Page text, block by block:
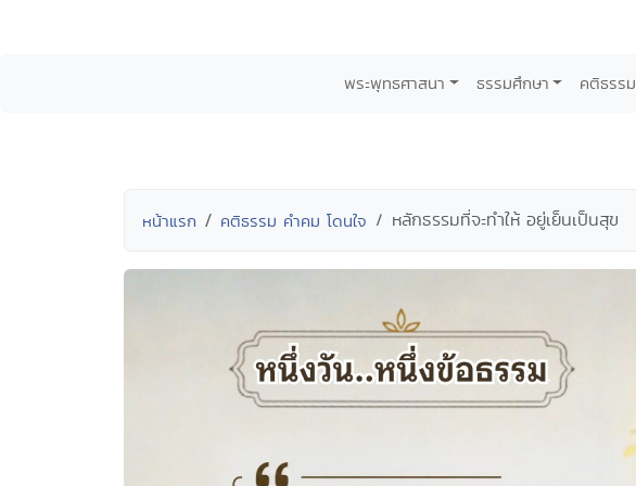
พระพุทธศาสนา ธรรมศึกษา คติธรรม
หน้าแรก คติธรรม คำคม โดนใจ หลักธรรมที่จะทำให้ อยู่เย็นเป็นสุข